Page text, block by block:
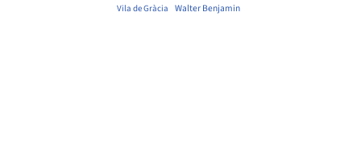
Vila de Gràcia Walter Benjamin